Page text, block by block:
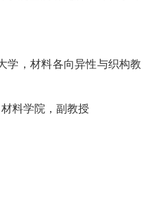
学，材料各向异性与织构教
料学院，副教授